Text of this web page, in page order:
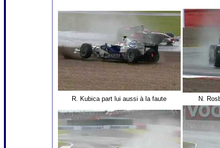
R. Kubica part lui aussi à la faute N.